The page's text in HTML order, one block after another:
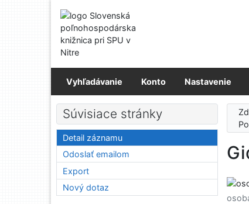
Prejsť na menu
Prehlásenie o webovej prístupnosti
Vyhľadávanie Konto Nastavenie
Súvisiace stránky
Detail záznamu
Odoslať emailom
Export
Nový dotaz